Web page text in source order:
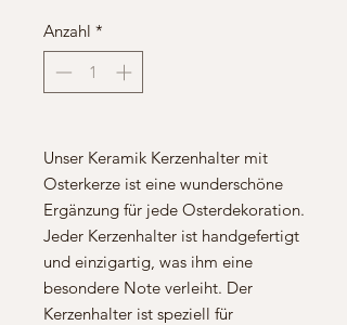
Anzahl *
Unser Keramik Kerzenhalter mit
Osterkerze ist eine wunderschöne
Ergänzung für jede Osterdekoration.
Jeder Kerzenhalter ist handgefertigt
und einzigartig, was ihm eine
besondere Note verleiht. Der
Kerzenhalter ist speziell für